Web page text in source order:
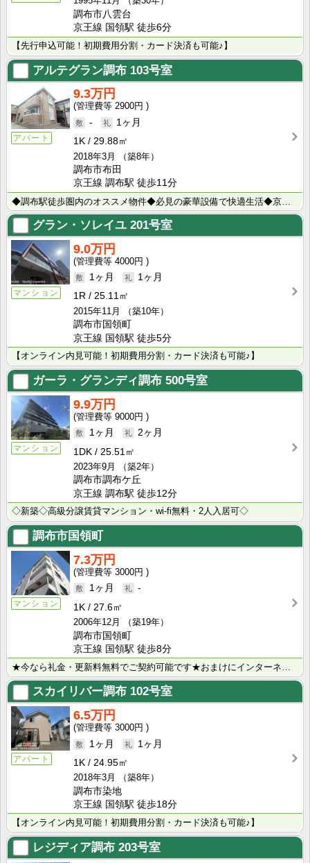
調布市八雲台
京王線 国領駅 徒歩6分
【先行申込可能！初期費用分割・カード決済も可能♪】
アルテグラン調布 103号室
アパート
9.3万円
2900円
-
1ヶ月
1K
29.88㎡
2018年3月
（築8年）
調布市布田
京王線 調布駅 徒歩11分
グラン・ソレイユ 201号室
マンション
9.0万円
4000円
1ヶ月
1ヶ月
1R
25.11㎡
2015年11月
（築10年）
調布市国領町
京王線 国領駅 徒歩5分
【オンライン内見可能！初期費用分割・カード決済も可能♪】
ガーラ・グランディ調布 500号室
マンション
9.9万円
9000円
1ヶ月
2ヶ月
1DK
25.51㎡
2023年9月
（築2年）
調布市調布ケ丘
京王線 調布駅 徒歩12分
◇新築◇高級分譲賃貸マンション・wi-fi無料・2人入居可◇
調布市国領町
マンション
7.3万円
3000円
1ヶ月
-
1K
27.6㎡
2006年12月
（築19年）
調布市国領町
京王線 国領駅 徒歩8分
スカイリバー調布 102号室
アパート
6.5万円
3000円
1ヶ月
1ヶ月
1K
24.95㎡
2018年3月
（築8年）
調布市染地
京王線 国領駅 徒歩18分
【オンライン内見可能！初期費用分割・カード決済も可能♪】
レジディア調布 203号室